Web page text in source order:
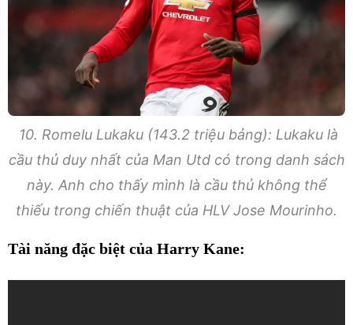
10. Romelu Lukaku (143.2 triệu bảng): Lukaku là
cầu thủ duy nhất của Man Utd có trong danh sách
này. Anh cho thấy mình là cầu thủ không thể
thiếu trong chiến thuật của HLV Jose Mourinho.
Tài năng đặc biệt của Harry Kane: